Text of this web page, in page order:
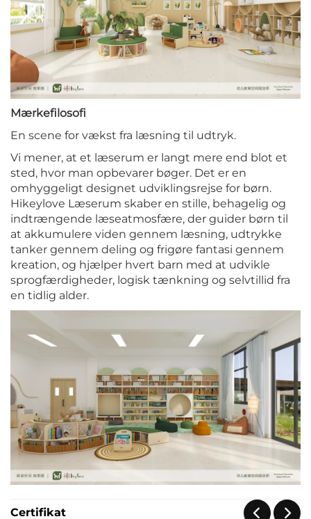
Mærkefilosofi
En scene for vækst fra læsning til udtryk.
Vi mener, at et læserum er langt mere end blot et
sted, hvor man opbevarer bøger. Det er en
omhyggeligt designet udviklingsrejse for børn.
Hikeylove Læserum skaber en stille, behagelig og
indtrængende læseatmosfære, der guider børn til
at akkumulere viden gennem læsning, udtrykke
tanker gennem deling og frigøre fantasi gennem
kreation, og hjælper hvert barn med at udvikle
sprogfærdigheder, logisk tænkning og selvtillid fra
en tidlig alder.
Certifikat